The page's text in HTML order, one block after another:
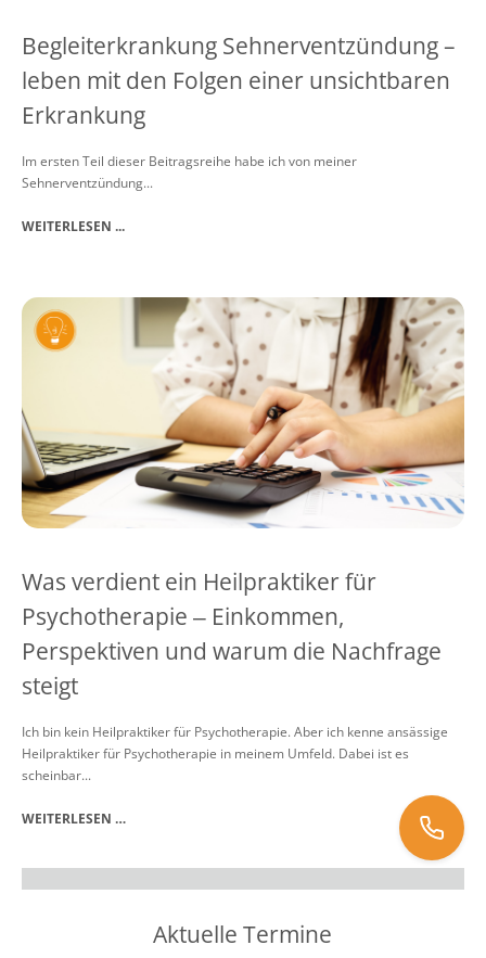
Begleiterkrankung Sehnerventzündung –
leben mit den Folgen einer unsichtbaren
Erkrankung
Im ersten Teil dieser Beitragsreihe habe ich von meiner
Sehnerventzündung...
WEITERLESEN ...
Was verdient ein Heilpraktiker für
Psychotherapie ‒ Einkommen,
Perspektiven und warum die Nachfrage
steigt
Ich bin kein Heilpraktiker für Psychotherapie. Aber ich kenne ansässige
Heilpraktiker für Psychotherapie in meinem Umfeld. Dabei ist es
scheinbar...
WEITERLESEN …
Aktuelle Termine
0341 68709428